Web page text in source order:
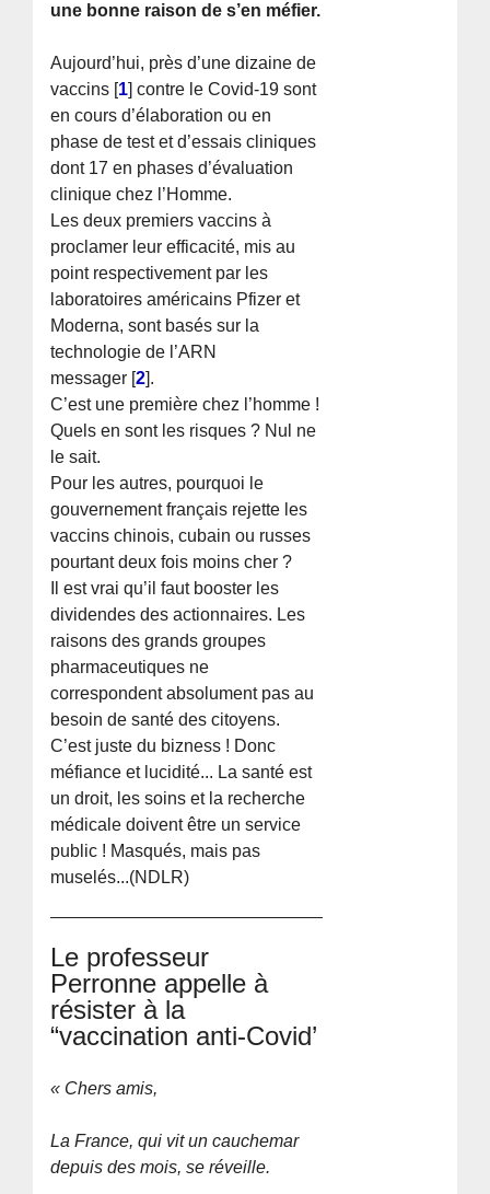
une bonne raison de s’en méfier.
Aujourd’hui, près d’une dizaine de
vaccins [1] contre le Covid-19 sont
en cours d’élaboration ou en
phase de test et d’essais cliniques
dont 17 en phases d’évaluation
clinique chez l’Homme.
Les deux premiers vaccins à
proclamer leur efficacité, mis au
point respectivement par les
laboratoires américains Pfizer et
Moderna, sont basés sur la
technologie de l’ARN
messager [2].
C’est une première chez l’homme !
Quels en sont les risques ? Nul ne
le sait.
Pour les autres, pourquoi le
gouvernement français rejette les
vaccins chinois, cubain ou russes
pourtant deux fois moins cher ?
Il est vrai qu’il faut booster les
dividendes des actionnaires. Les
raisons des grands groupes
pharmaceutiques ne
correspondent absolument pas au
besoin de santé des citoyens.
C’est juste du bizness ! Donc
méfiance et lucidité... La santé est
un droit, les soins et la recherche
médicale doivent être un service
public ! Masqués, mais pas
muselés...(NDLR)
Le professeur
Perronne appelle à
résister à la
“vaccination anti-Covid’
« Chers amis,
La France, qui vit un cauchemar
depuis des mois, se réveille.